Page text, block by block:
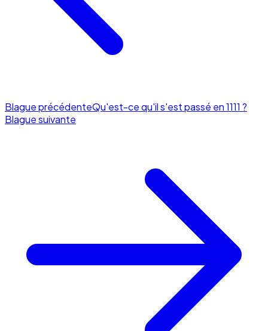
Blague précédenteQu'est-ce qu'il s'est passé en 1111 ?
Blague suivante